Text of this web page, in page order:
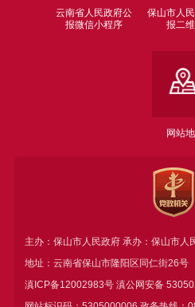
云南省人民政府公
报微信小程序
保山市人
报二
网站
主办：保山市人民政府 承办：保山市人
地址：云南省保山市隆阳区同仁街26号
滇ICP备12002983号滇公网安备